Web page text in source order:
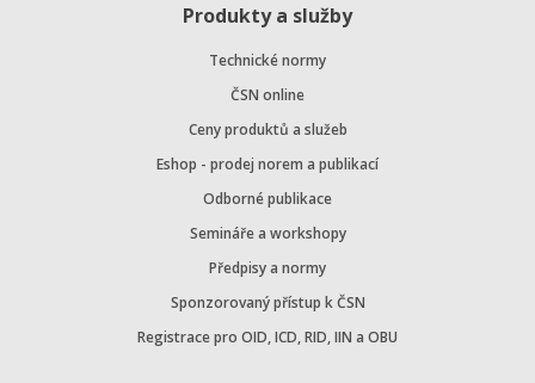
Produkty a služby
Technické normy
ČSN online
Ceny produktů a služeb
Eshop - prodej norem a publikací
Odborné publikace
Semináře a workshopy
Předpisy a normy
Sponzorovaný přístup k ČSN
Registrace pro OID, ICD, RID, IIN a OBU